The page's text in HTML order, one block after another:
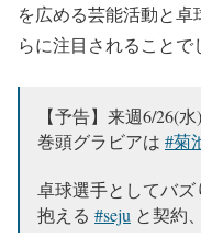
を広める芸能活動と
らに注目されることで
【予告】来週6/26(
巻頭グラビアは #菊
卓球選手としてバ
抱える #seju と契約